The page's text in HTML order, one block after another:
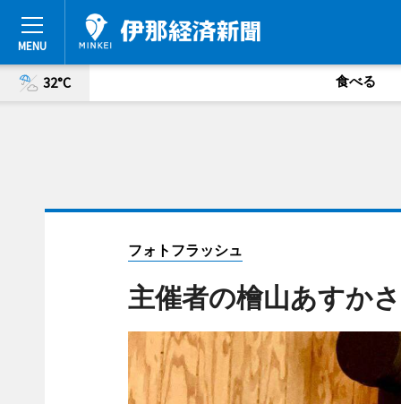
32°C 食べる
フォトフラッシュ
主催者の檜山あすか